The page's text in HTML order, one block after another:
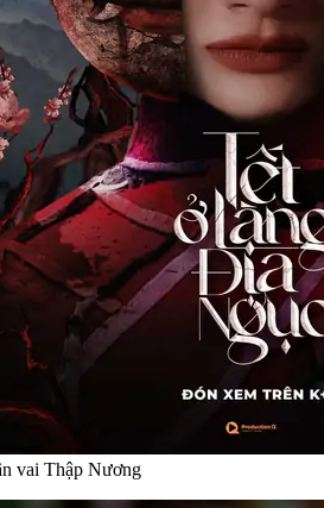
vai Thập Nương